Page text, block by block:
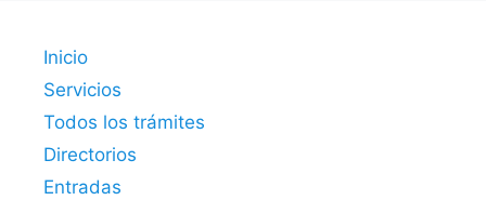
Inicio
Servicios
Todos los trámites
Directorios
Entradas